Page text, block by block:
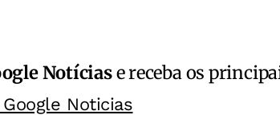
Notíciase receba os
Google Noticias